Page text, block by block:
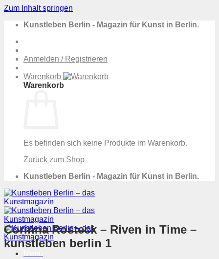
Zum Inhalt springen
Kunstleben Berlin - Magazin für Kunst in Berlin.
Anmelden / Registrieren
Warenkorb
Warenkorb
Es befinden sich keine Produkte im Warenkorb.
Zurück zum Shop
Kunstleben Berlin - Magazin für Kunst in Berlin.
Corinna Rosteck – Riven in Time –
kunstleben berlin 1